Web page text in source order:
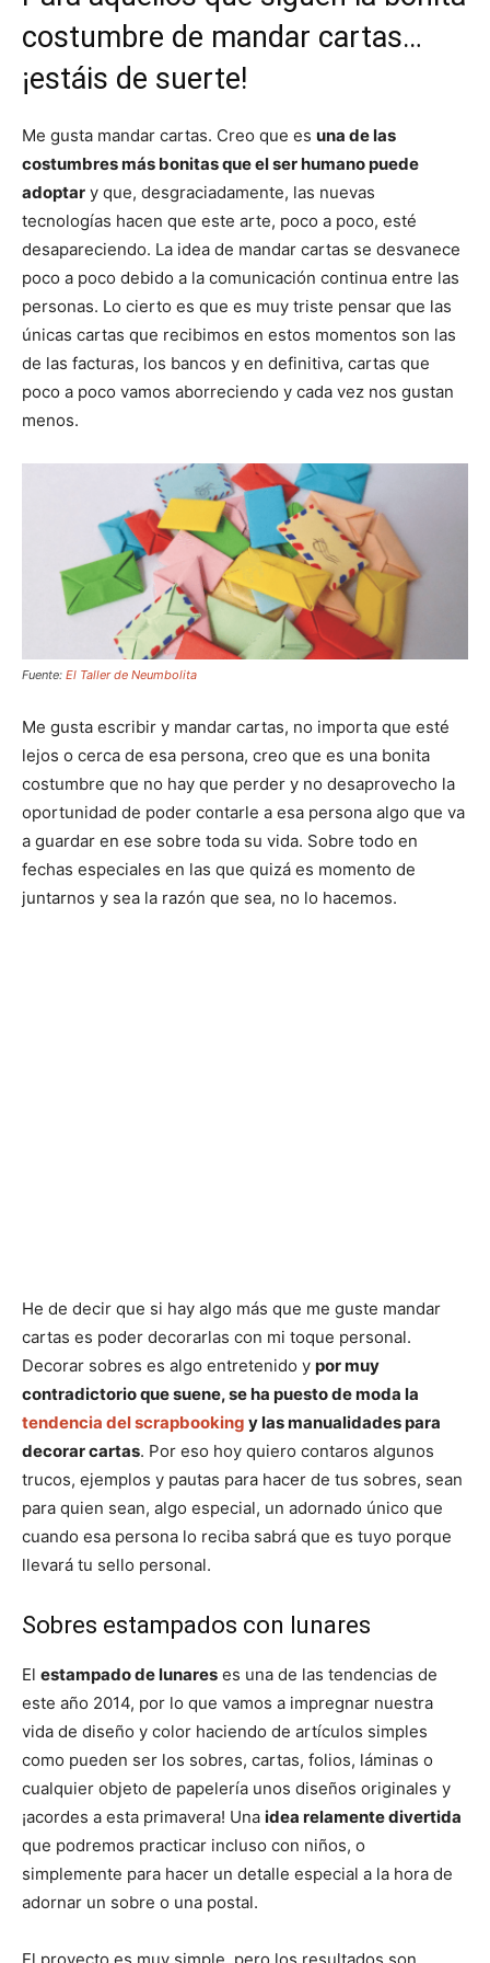
costumbre de mandar cartas…
¡estáis de suerte!
Me gusta mandar cartas. Creo que es una de las
costumbres más bonitas que el ser humano puede
adoptar y que, desgraciadamente, las nuevas
tecnologías hacen que este arte, poco a poco, esté
desapareciendo. La idea de mandar cartas se desvanece
poco a poco debido a la comunicación continua entre las
personas. Lo cierto es que es muy triste pensar que las
únicas cartas que recibimos en estos momentos son las
de las facturas, los bancos y en definitiva, cartas que
poco a poco vamos aborreciendo y cada vez nos gustan
menos.
Fuente: El Taller de Neumbolita
Me gusta escribir y mandar cartas, no importa que esté
lejos o cerca de esa persona, creo que es una bonita
costumbre que no hay que perder y no desaprovecho la
oportunidad de poder contarle a esa persona algo que va
a guardar en ese sobre toda su vida. Sobre todo en
fechas especiales en las que quizá es momento de
juntarnos y sea la razón que sea, no lo hacemos.
He de decir que si hay algo más que me guste mandar
cartas es poder decorarlas con mi toque personal.
Decorar sobres es algo entretenido y por muy
contradictorio que suene, se ha puesto de moda la
tendencia del scrapbooking y las manualidades para
decorar cartas. Por eso hoy quiero contaros algunos
trucos, ejemplos y pautas para hacer de tus sobres, sean
para quien sean, algo especial, un adornado único que
cuando esa persona lo reciba sabrá que es tuyo porque
llevará tu sello personal.
Sobres estampados con lunares
El estampado de lunares es una de las tendencias de
este año 2014, por lo que vamos a impregnar nuestra
vida de diseño y color haciendo de artículos simples
como pueden ser los sobres, cartas, folios, láminas o
cualquier objeto de papelería unos diseños originales y
¡acordes a esta primavera! Una idea relamente divertida
que podremos practicar incluso con niños, o
simplemente para hacer un detalle especial a la hora de
adornar un sobre o una postal.
El proyecto es muy simple, pero los resultados son